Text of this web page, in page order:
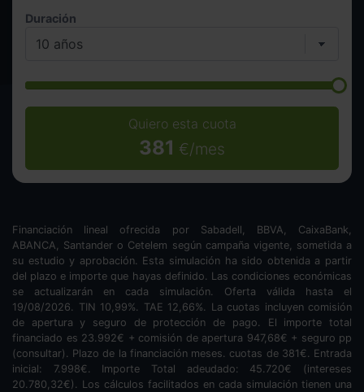
Duración
Quiero esta cuota
381 €/mes
Financiación lineal ofrecida por Sabadell, BBVA, CaixaBank,
ABANCA, Santander o Cetelem según campaña vigente, sometida a
su estudio y aprobación. Esta simulación ha sido obtenida a partir
del plazo e importe que hayas definido. Las condiciones económicas
se actualizarán en cada simulación. Oferta válida hasta el
19/08/2026. TIN 10,99%. TAE 12,66%. La cuotas incluyen comisión
de apertura y seguro de protección de pago. El importe total
financiado es 23.992€ + comisión de apertura 947,68€ + seguro pp
(consultar). Plazo de la financiación meses. cuotas de 381€. Entrada
inicial: 7.998€. Importe Total adeudado: 45.720€ (intereses
20.780,32€). Los cálculos facilitados en cada simulación tienen una